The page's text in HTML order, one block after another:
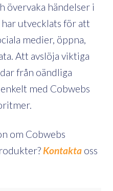
övervaka händelser i
utvecklats för att
medier, öppna,
Att avslöja viktiga
från oändliga
med Cobwebs
om Cobwebs
Kontakta oss